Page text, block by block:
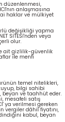
düzenlenmesi,
anlaşmasına
haklar ve mülkiyet
değişikliği yapma
SİTESİ'nden veya
olur.
ait gizlilik-güvenlik
ile menfi
temel nitelikleri,
bilgi sahibi
ve taahhüt eder.
mesafeli satış
ya verilmesi gereken
vergiler dâhil fiyatını,
kabul, beyan